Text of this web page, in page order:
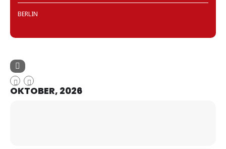
BERLIN
OKTOBER, 2026